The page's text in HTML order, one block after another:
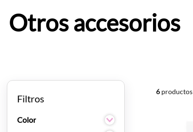
Otros accesorios
Filtros
Color
6 productos